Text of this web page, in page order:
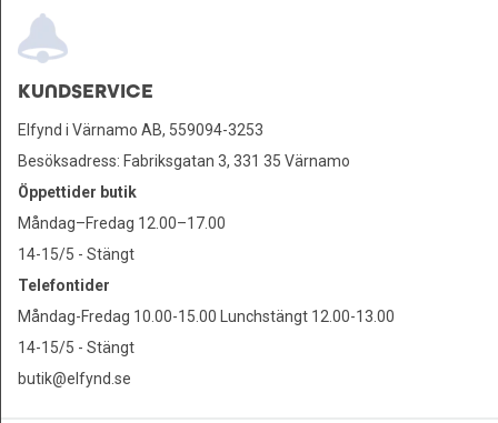
KUNDSERVICE
Elfynd i Värnamo AB, 559094-3253
Besöksadress: Fabriksgatan 3, 331 35 Värnamo
Öppettider butik
Måndag–Fredag 12.00–17.00
14-15/5 - Stängt
Telefontider
Måndag-Fredag 10.00-15.00 Lunchstängt 12.00-13.00
14-15/5 - Stängt
butik@elfynd.se